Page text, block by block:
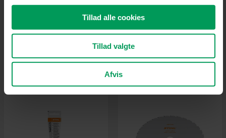
Tillad alle cookies
Tillad valgte
Afvis
STIHL batteritaske med sele
kr.585,00 inkl. moms
STIHL Care og Clean Kit FS Plus
kr.225,00 inkl. moms